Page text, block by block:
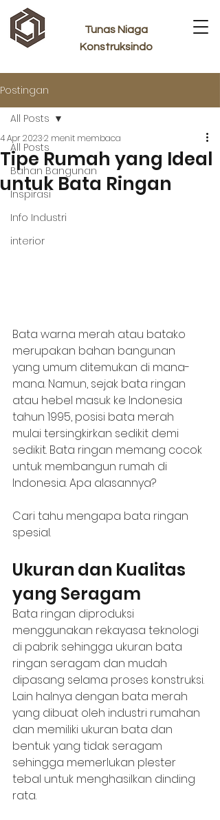
Tunas Niaga
Konstruksindo
Postingan
All Posts
Bahan Bangunan
Inspirasi
Info Industri
interior
All Posts
Tipe Rumah yang Ideal
untuk Bata Ringan
4 Apr 20232 menit membaca
Bata warna merah atau batako
merupakan bahan bangunan
yang umum ditemukan di mana-
mana. Namun, sejak bata ringan
atau hebel masuk ke Indonesia
tahun 1995, posisi bata merah
mulai tersingkirkan sedikit demi
sedikit. Bata ringan memang cocok
untuk membangun rumah di
Indonesia. Apa alasannya?
Cari tahu mengapa bata ringan
spesial.
Ukuran dan Kualitas
yang Seragam
Bata ringan diproduksi
menggunakan rekayasa teknologi
di pabrik sehingga ukuran bata
ringan seragam dan mudah
dipasang selama proses konstruksi.
Lain halnya dengan bata merah
yang dibuat oleh industri rumahan
dan memiliki ukuran bata dan
bentuk yang tidak seragam
sehingga memerlukan plester
tebal untuk menghasilkan dinding
rata.